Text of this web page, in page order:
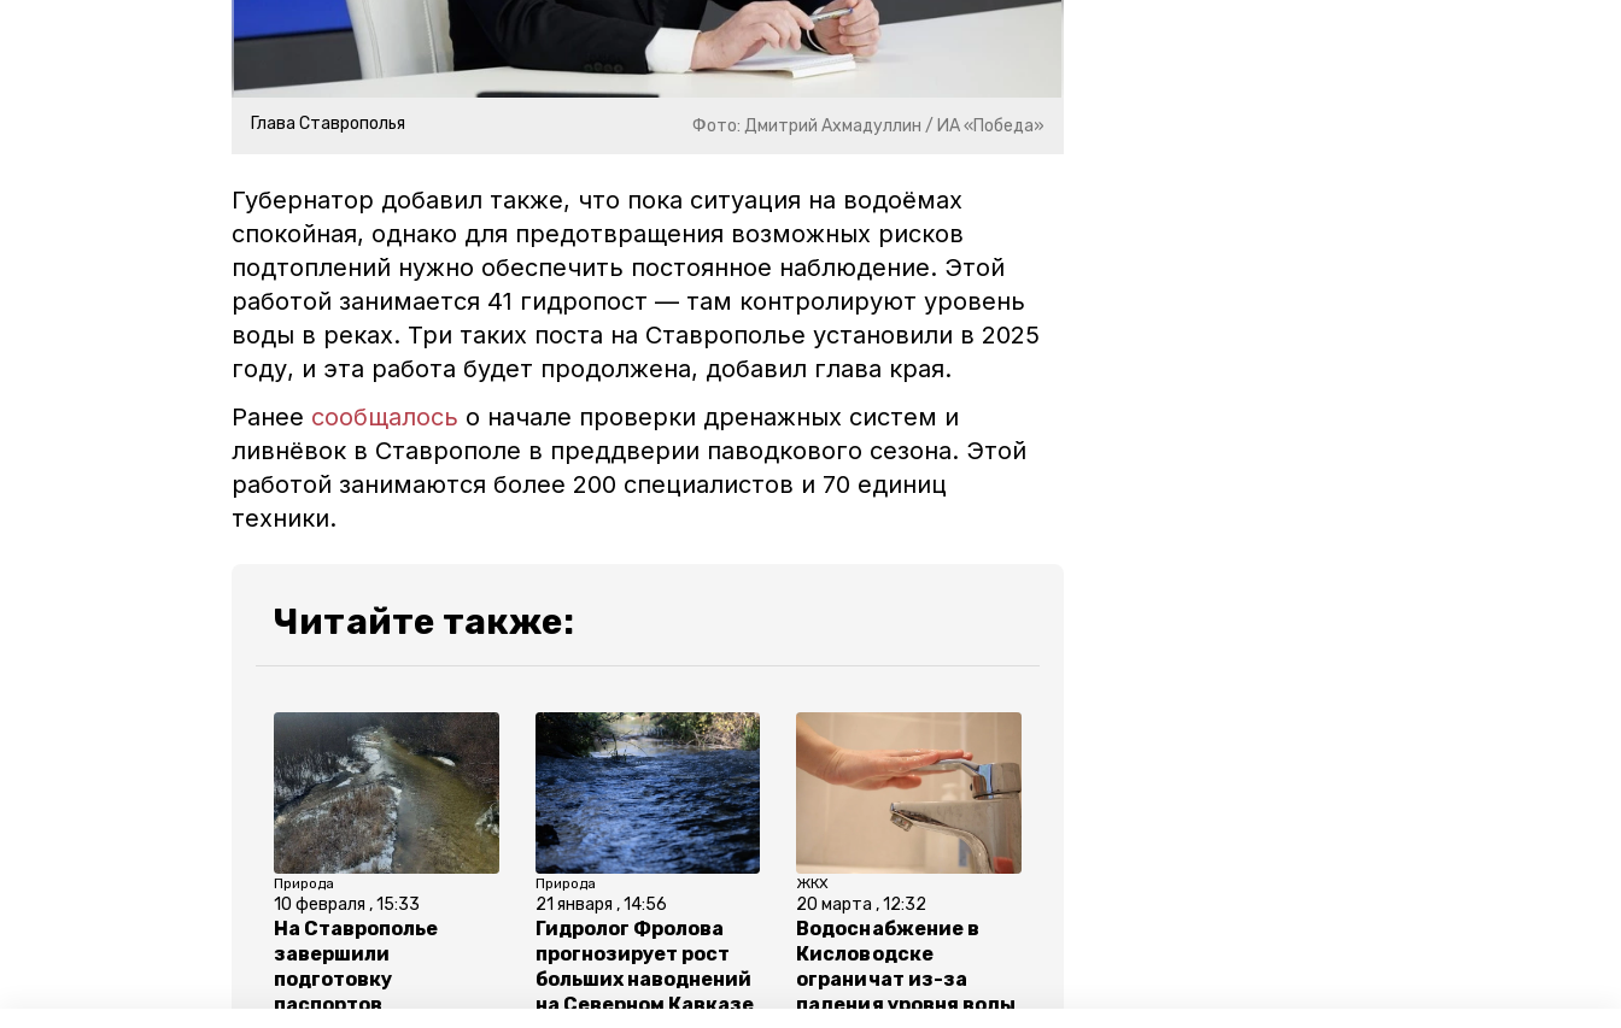
Глава Ставрополья Фото: Дмитрий Ахмадуллин / ИА «Победа»
Губернатор добавил также, что пока ситуация на водоёмах
спокойная, однако для предотвращения возможных рисков
подтоплений нужно обеспечить постоянное наблюдение. Этой
работой занимается 41 гидропост — там контролируют уровень
воды в реках. Три таких поста на Ставрополье установили в 2025
году, и эта работа будет продолжена, добавил глава края.
Ранее сообщалось о начале проверки дренажных систем и
ливнёвок в Ставрополе в преддверии паводкового сезона. Этой
работой занимаются более 200 специалистов и 70 единиц
техники.
Читайте также:
Природа
10 февраля , 15:33
На Ставрополье
завершили
подготовку
паспортов
Природа
21 января , 14:56
Гидролог Фролова
прогнозирует рост
больших наводнений
на Северном Кавказе
ЖКХ
20 марта , 12:32
Водоснабжение в
Кисловодске
ограничат из-за
падения уровня воды